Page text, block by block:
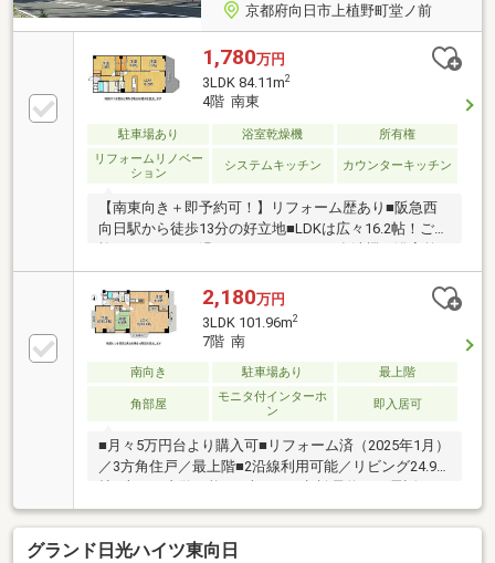
京都府向日市上植野町堂ノ前
1,780万円
3LDK 84.11m2
4階 南東
駐車場あり 浴室乾燥機
所有権
リフォームリノベー
ション
システムキッチン カウンターキッチン
【南東向き＋即予約可！】リフォーム歴あり■阪急西
向日駅から徒歩13分の好立地■LDKは広々16.2帖！ご家
燥暖房など嬉しい設備が揃っています
2,180万円
3LDK 101.96m2
7階 南
南向き 駐車場あり 最上階
角部屋
モニタ付インターホ
ン
即入居可
■月々5万円台より購入可■リフォーム済（2025年1月）
／3方角住戸／最上階■2沿線利用可能／リビング24.9
ムーズ
グランド日光ハイツ東向日